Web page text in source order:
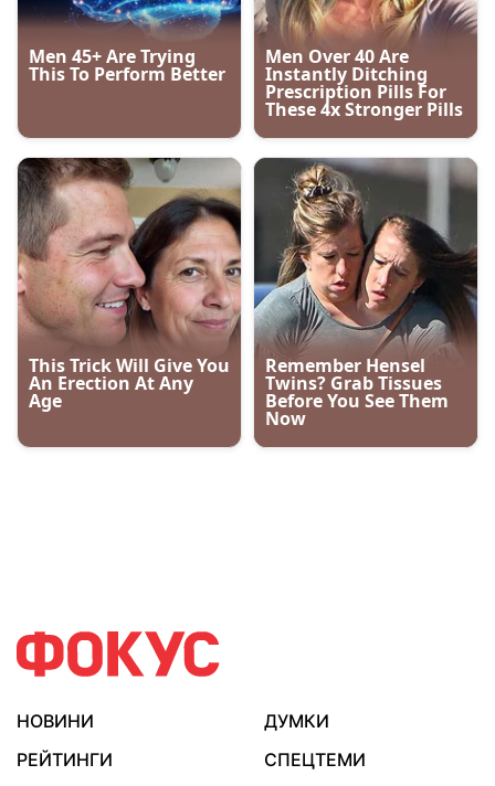
НОВИНИ
ДУМКИ
РЕЙТИНГИ
СПЕЦТЕМИ